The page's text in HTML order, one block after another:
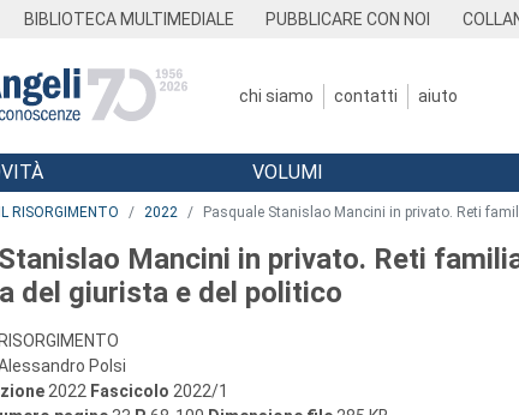
BIBLIOTECA MULTIMEDIALE PUBBLICARE CON NOI
chi siamo contatti aiuto
VOLUMI
IL RISORGIMENTO 2022 Pasquale Stanislao Mancini in privato. Reti
Mancini in privato. Reti
del giurista e del politico
RISORGIMENTO
Polsi
2022 Fascicolo 2022/1